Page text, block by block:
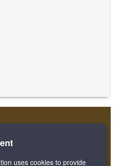
登録
uses cookies to provide